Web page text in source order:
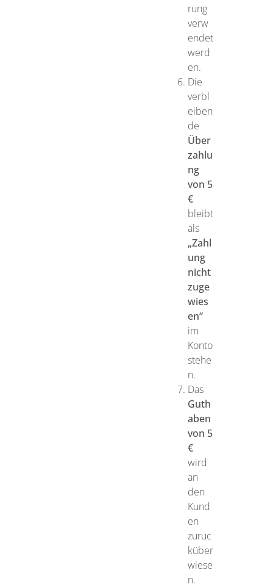
rung
verw
endet
werd
en.
Die
verbl
eiben
de
Über
zahlu
ng
von 5
€
bleibt
als
„Zahl
ung
nicht
zuge
wies
en“
im
Konto
stehe
n.
Das
Guth
aben
von 5
€
wird
an
den
Kund
en
zurüc
küber
wiese
n.